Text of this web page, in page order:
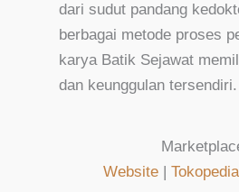
dari sudut pandang
berbagai metode proses
karya Batik Sejawat
dan keunggulan tersendiri.
Website
Tokopedia